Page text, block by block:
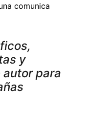
comunica
y
para